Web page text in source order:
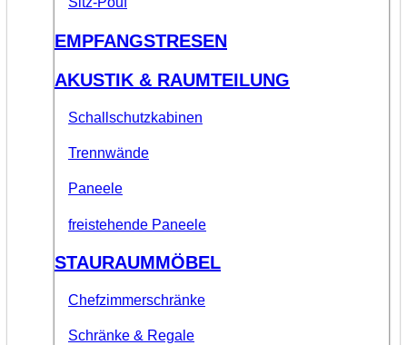
EMPFANGSTRESEN
AKUSTIK & RAUMTEILUNG
Schallschutzkabinen
Trennwände
Paneele
freistehende Paneele
STAURAUMMÖBEL
Chefzimmerschränke
Schränke & Regale